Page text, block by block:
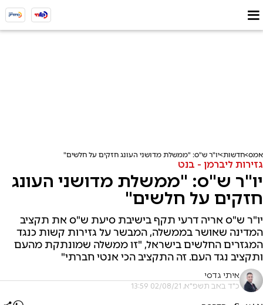
אמס חדשות יו"ר ש"ס: "ממשלת מדושני העונג חזקים על חלשים"
גזירות ליברמן - בנט
יו"ר ש"ס: "ממשלת מדושני העונג
חזקים על חלשים"
יו"ר ש"ס אריה דרעי תקף בישיבת סיעת ש"ס את תקציב
המדינה שאושר בממשלה, המבשר על גזירות קשות כנגד
המגזרים החלשים בישראל, "זו ממשלה שמונתקת מהעם
ותקציב נגד העם. זה התקציב הכי אנטי חברתי"
איתי גדסי
כ"ד באב תשפ"א, 02/08/21 13:59